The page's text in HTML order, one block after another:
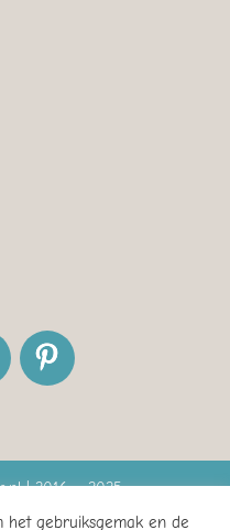
| 2016 – 2025
het gebruiksgemak en de